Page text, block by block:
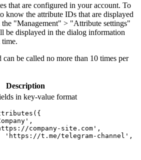
that are configured in your account. To
know the attribute IDs that are displayed
"Management" > "Attribute settings"
be displayed in the dialog information
time.
be called no more than 10 times per
Description
in key-value format
company-site.com',
'https://t.me/telegram-channel',